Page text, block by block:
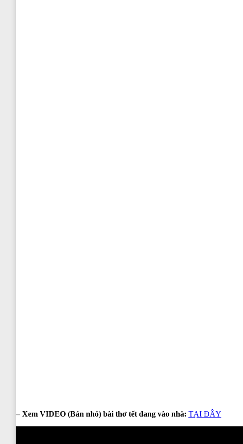
– Xem VIDEO (Bản nhỏ) bài thơ tết đang vào nhà: TẠI ĐÂY